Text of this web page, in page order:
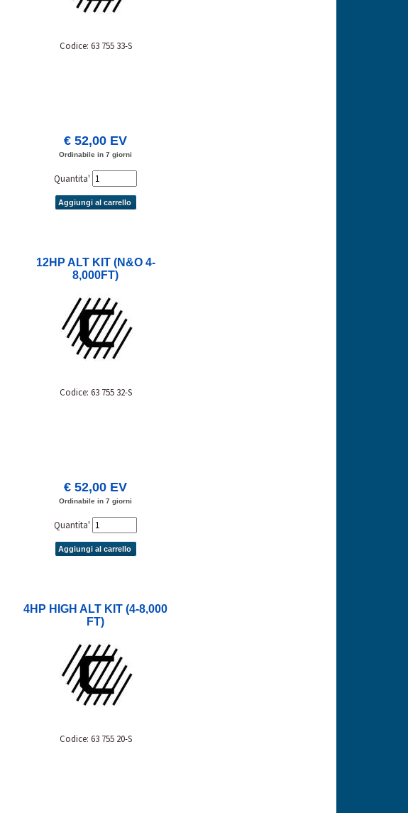
Codice: 63 755 33-S
€ 52,00 EV
Ordinabile in 7 giorni
Quantita'
Aggiungi al carrello
12HP ALT KIT (N&O 4-
8,000FT)
Codice: 63 755 32-S
€ 52,00 EV
Ordinabile in 7 giorni
Quantita'
Aggiungi al carrello
4HP HIGH ALT KIT (4-8,000
FT)
Codice: 63 755 20-S